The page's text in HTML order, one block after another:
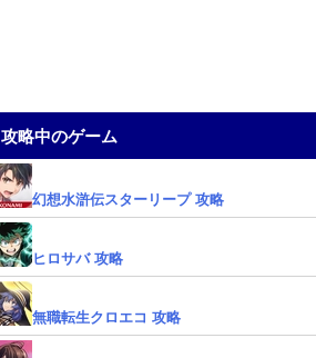
攻略中のゲーム
幻想水滸伝スターリープ 攻略
ヒロサバ 攻略
無職転生クロエコ 攻略